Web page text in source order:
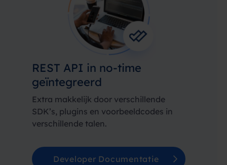
REST API in no-time
geïntegreerd
Extra makkelijk door verschillende
SDK’s, plugins en voorbeeldcodes in
verschillende talen.
Developer Documentatie